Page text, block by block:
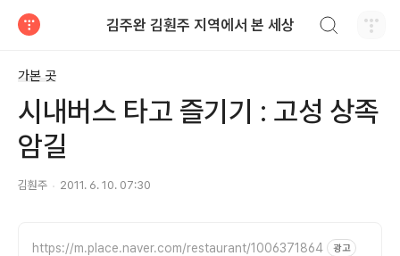
김주완 김훤주 지역에서 본 세상
가본 곳
시내버스 타고 즐기기 : 고성 상족
암길
김훤주 2011. 6. 10. 07:30
https://m.place.naver.com/restaurant/1006371864 광고